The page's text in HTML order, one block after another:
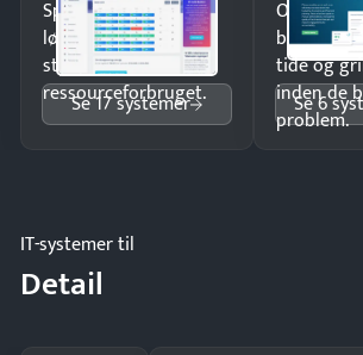
Spar tid på
lønberegning og få
styr på
ressourceforbruget.
Se 17 systemer
Opdag
tide og
inden de
problem.
Se 6
IT-systemer til
Detail